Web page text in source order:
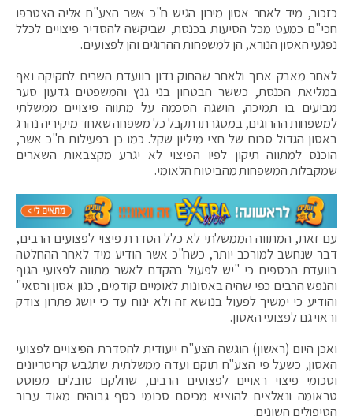
כזכור, מיד לאחר אסון מירון הגיש ח"כ אשר הצע"ח אליה הצטרפו
חכי"ם כמעט מכל הסיעות בכנסת, שביקשה להסדיר פיצויים לכלל
נפגעי האסון הנורא, הן למשפחות ההרוגים והן לפצועים.
לאחר מאבק ארוך ולאחר שהחוק נדון בוועדת השרים לחקיקה ואף
במליאת הכנסת, כששר הבטחון בני גנץ והמשפטים גדעון סער
מביעים בו תמיכה, הושגה הסכמה על מתווה פיצויים ממשלתי
למשפחות ההרוגים, במסגרתו תקבל כל משפחה שאחד מיקיריה נהרג
באסון הגדול סכום של חצי מיליון שקל. כמו כן בפעילות ח"כ אשר,
הוכנס למתווה תיקון לפיו הפיצוי לא יגרע מקצבאות השארים
שמקבלות המשפחות מהביטוח הלאומי.
עם זאת, המתווה הממשלתי לא כלל הסדרת פיצוי לפצועים הרבים,
דבר שנחשב למורכב יותר, כשח"כ אשר הודיע מיד לאחר ההחלטה
בוועדת הכספים כי "יש לפעול בהקדם לאשר מתווה לפצועי הגוף
והנפש הרבים כפי שהיה באסונות לאומיים קודמים, כגון אסון ורסאי"
והודיע כי ימשיך לפעול בנושא זה ולא ינוח עד כי יושג פתרון צודק
וראוי גם לפצועי האסון.
ואכן היום (ראשון) הוגשה הצע"ח ייעודית להסדרת הפיצויים לפצועי
האסון, כשעל פי הצע"ח תוקם ועדה ממשלתית שתגבש קריטריונים
וסכומי פיצוי ראויים לפצועים הרבים, שחלקם סובלים מפוסט
טראומה ונאלצים להוציא מכיסם סכומי כסף גבוהים מאוד עבור
הטיפולים השונים.